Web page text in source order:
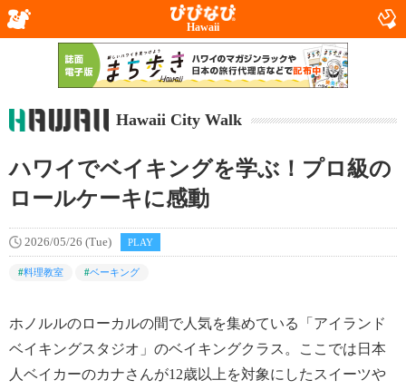
Hawaii
Hawaii City Walk
ハワイでベイキングを学ぶ！プロ級の
ロールケーキに感動
2026/05/26 (Tue) PLAY
#料理教室 #ベーキング
ホノルルのローカルの間で人気を集めている「アイランド
ベイキングスタジオ」のベイキングクラス。ここでは日本
人ベイカーのカナさんが12歳以上を対象にしたスイーツや